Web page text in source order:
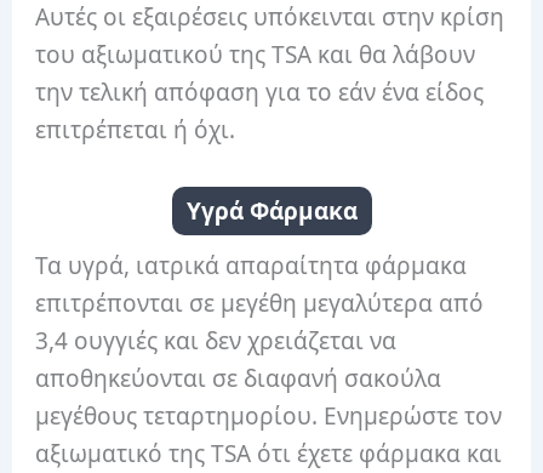
Αυτές οι εξαιρέσεις υπόκεινται στην κρίση
του αξιωματικού της TSA και θα λάβουν
την τελική απόφαση για το εάν ένα είδος
επιτρέπεται ή όχι.
Υγρά Φάρμακα
Τα υγρά, ιατρικά απαραίτητα φάρμακα
επιτρέπονται σε μεγέθη μεγαλύτερα από
3,4 ουγγιές και δεν χρειάζεται να
αποθηκεύονται σε διαφανή σακούλα
μεγέθους τεταρτημορίου. Ενημερώστε τον
αξιωματικό της TSA ότι έχετε φάρμακα και